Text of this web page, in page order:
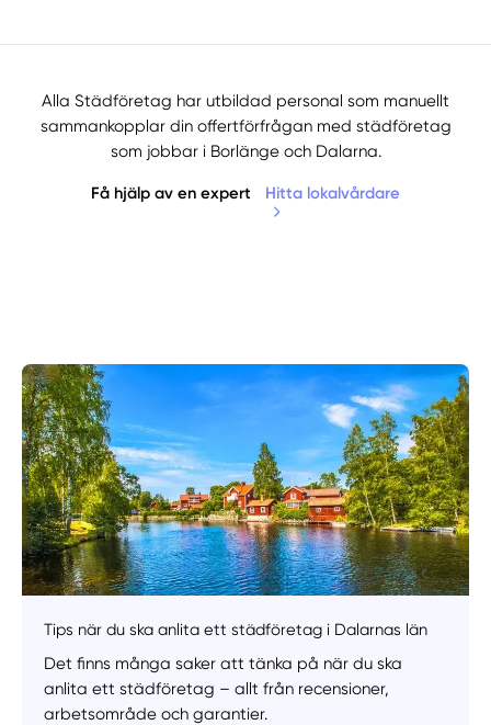
Alla Städföretag har utbildad personal som manuellt
sammankopplar din offertförfrågan med städföretag
som jobbar i Borlänge och Dalarna.
Få hjälp av en expert Hitta lokalvårdare
Tips när du ska anlita ett städföretag i Dalarnas län
Det finns många saker att tänka på när du ska
anlita ett städföretag – allt från recensioner,
arbetsområde och garantier.